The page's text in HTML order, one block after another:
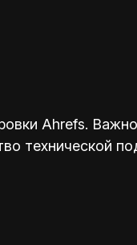
Ahrefs.
технической